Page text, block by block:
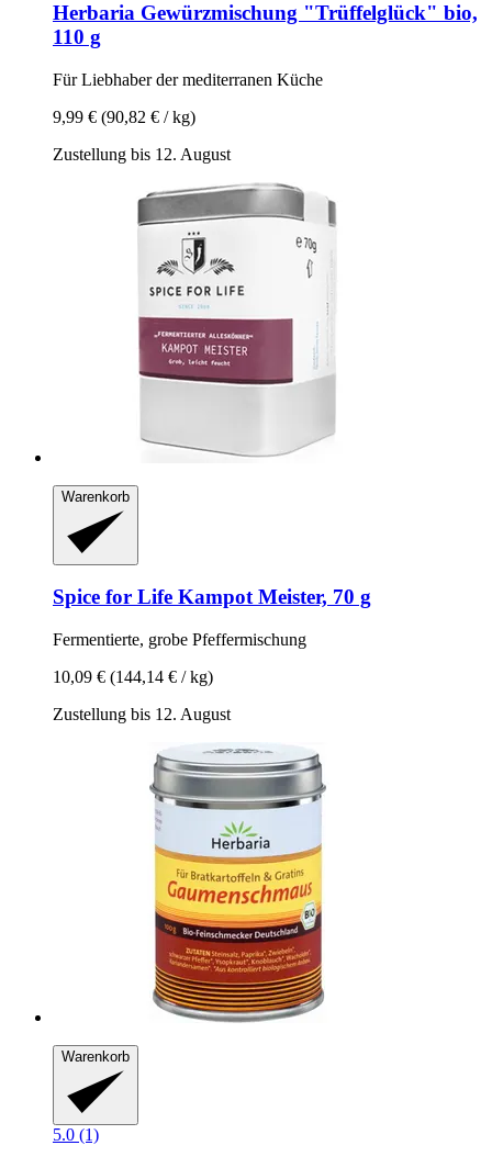
Herbaria Gewürzmischung "Trüffelglück" bio,
110 g
Für Liebhaber der mediterranen Küche
9,99 € (90,82 € / kg)
Zustellung bis 12. August
Warenkorb
Spice for Life Kampot Meister, 70 g
Fermentierte, grobe Pfeffermischung
10,09 € (144,14 € / kg)
Zustellung bis 12. August
Warenkorb
5.0 (1)